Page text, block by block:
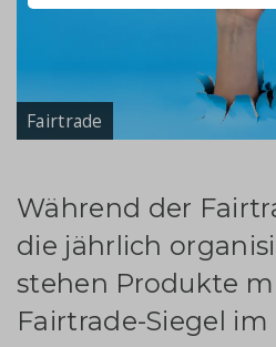
Fairtrade
Während der
die jährlich
stehen Produkte
Fairtrade-Siegel